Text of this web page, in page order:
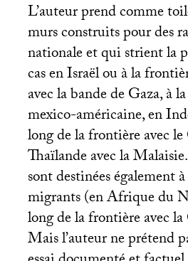
L’auteur prend comme
murs construits pour des
nationale et qui strient la
cas en Israël ou à la
avec la bande de Gaza, à
mexico-américaine, en
long de la frontière avec
Thaïlande avec la
sont destinées également
migrants (en Afrique du
long de la frontière avec
Mais l’auteur ne prétend